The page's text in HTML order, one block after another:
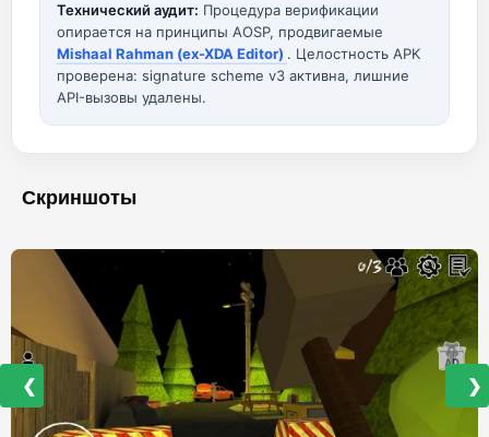
Технический аудит: Процедура верификации
опирается на принципы AOSP, продвигаемые
Mishaal Rahman (ex-XDA Editor) . Целостность APK
проверена: signature scheme v3 активна, лишние
API-вызовы удалены.
Скриншоты
❮ ❯